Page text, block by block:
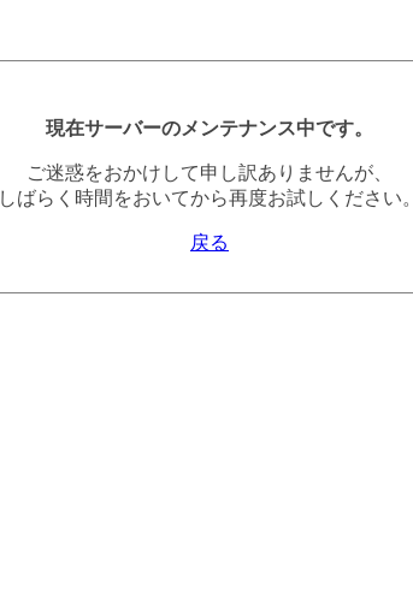
現在サーバーのメンテナンス中です。
ご迷惑をおかけして申し訳ありませんが、
しばらく時間をおいてから再度お試しください。
戻る